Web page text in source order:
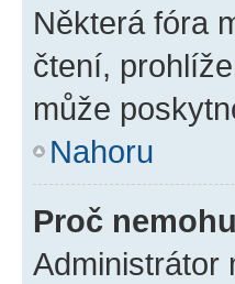
Některá fóra
čtení,
může
Nahoru
Proč
Administrátor